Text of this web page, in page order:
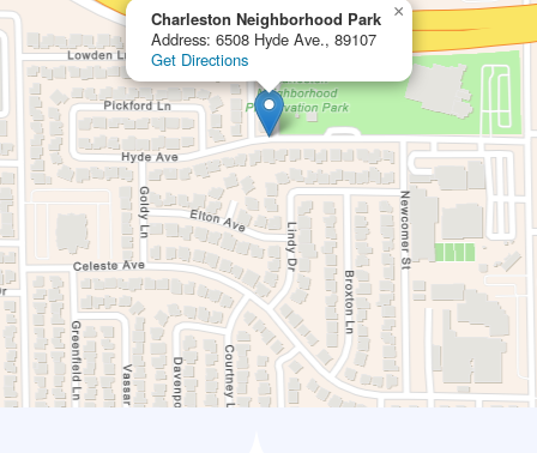
Charleston Neighborhood Park
Address: 6508 Hyde Ave., 89107
Get Directions
×